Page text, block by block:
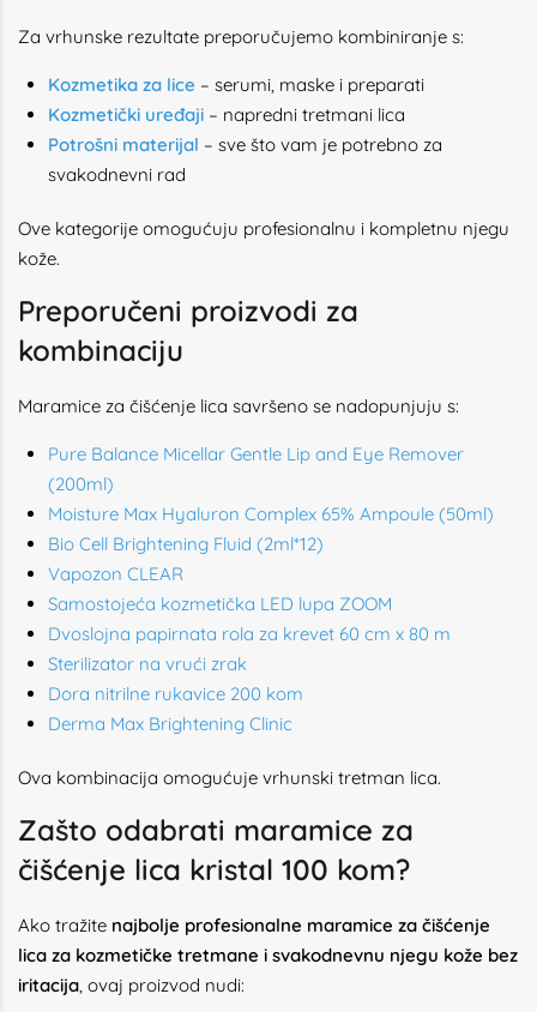
Za vrhunske rezultate preporučujemo kombiniranje s:
Kozmetika za lice – serumi, maske i preparati
Kozmetički uređaji – napredni tretmani lica
Potrošni materijal – sve što vam je potrebno za
svakodnevni rad
Ove kategorije omogućuju profesionalnu i kompletnu njegu
kože.
Preporučeni proizvodi za
kombinaciju
Maramice za čišćenje lica savršeno se nadopunjuju s:
Pure Balance Micellar Gentle Lip and Eye Remover
(200ml)
Moisture Max Hyaluron Complex 65% Ampoule (50ml)
Bio Cell Brightening Fluid (2ml*12)
Vapozon CLEAR
Samostojeća kozmetička LED lupa ZOOM
Dvoslojna papirnata rola za krevet 60 cm x 80 m
Sterilizator na vrući zrak
Dora nitrilne rukavice 200 kom
Derma Max Brightening Clinic
Ova kombinacija omogućuje vrhunski tretman lica.
Zašto odabrati maramice za
čišćenje lica kristal 100 kom?
Ako tražite najbolje profesionalne maramice za čišćenje
lica za kozmetičke tretmane i svakodnevnu njegu kože bez
iritacija, ovaj proizvod nudi: